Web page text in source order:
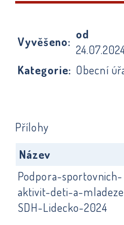
Vyvěšeno:
od
Kategorie: Obecní
Přílohy
Název
Podpora-sportovnich-
aktivit-deti-a-
SDH-Lidecko-2024